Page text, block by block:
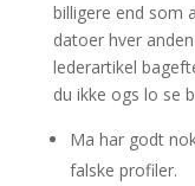
billigere end som
datoer hver
lederartikel
du ikke ogs lo se
Ma har godt
falske profiler.